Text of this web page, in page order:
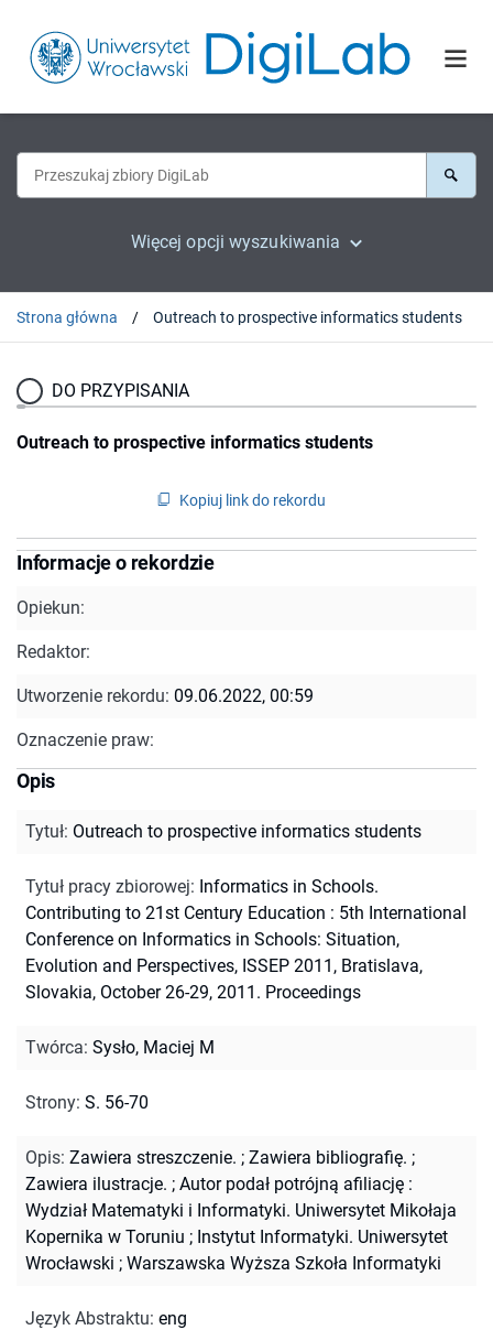
Więcej opcji wyszukiwania
Strona główna Outreach to prospective informatics students
DO PRZYPISANIA
Outreach to prospective informatics students
Kopiuj link do rekordu
Informacje o rekordzie
Opiekun:
Redaktor:
Utworzenie rekordu: 09.06.2022, 00:59
Oznaczenie praw:
Opis
Tytuł: Outreach to prospective informatics students
Tytuł pracy zbiorowej: Informatics in Schools.
Contributing to 21st Century Education : 5th International
Conference on Informatics in Schools: Situation,
Evolution and Perspectives, ISSEP 2011, Bratislava,
Slovakia, October 26-29, 2011. Proceedings
Twórca: Sysło, Maciej M
Strony: S. 56-70
Opis: Zawiera streszczenie. ; Zawiera bibliografię. ;
Zawiera ilustracje. ; Autor podał potrójną afiliację :
Wydział Matematyki i Informatyki. Uniwersytet Mikołaja
Kopernika w Toruniu ; Instytut Informatyki. Uniwersytet
Wrocławski ; Warszawska Wyższa Szkoła Informatyki
Język Abstraktu: eng